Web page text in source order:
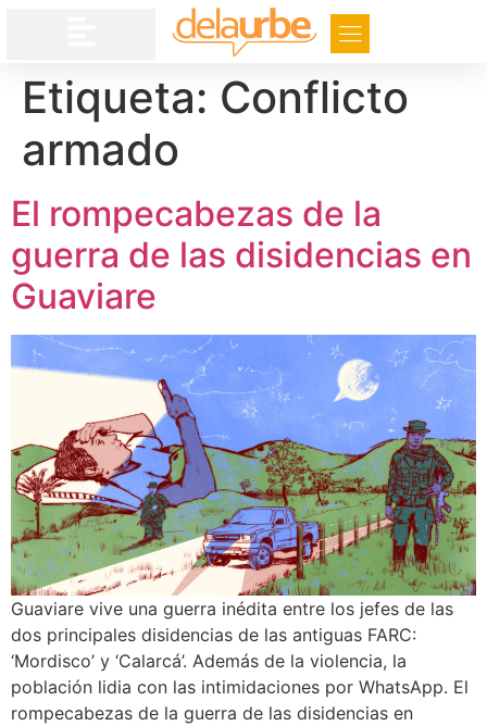
Etiqueta: Conflicto
armado
El rompecabezas de la
guerra de las disidencias en
Guaviare
Guaviare vive una guerra inédita entre los jefes de las
dos principales disidencias de las antiguas FARC:
‘Mordisco’ y ‘Calarcá’. Además de la violencia, la
población lidia con las intimidaciones por WhatsApp. El
rompecabezas de la guerra de las disidencias en